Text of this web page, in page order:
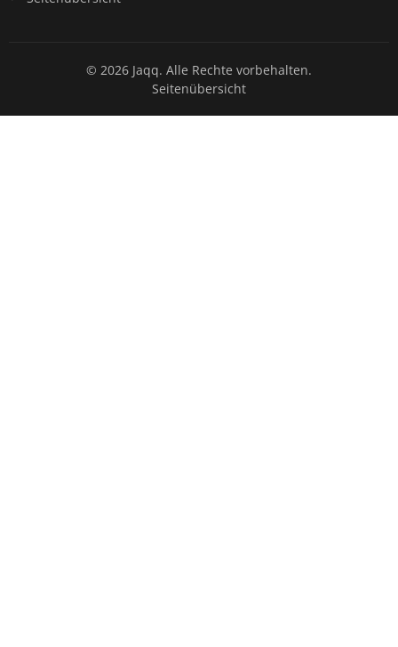
© 2026 Jaqq. Alle Rechte vorbehalten.
Seitenübersicht